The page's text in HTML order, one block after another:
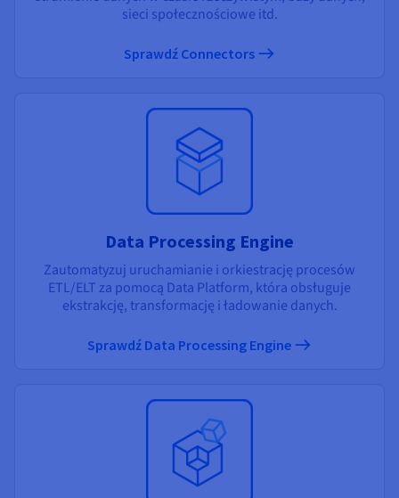
sieci społecznościowe itd.
Sprawdź Connectors
Data Processing Engine
Zautomatyzuj uruchamianie i orkiestrację procesów
ETL/ELT za pomocą Data Platform, która obsługuje
ekstrakcję, transformację i ładowanie danych.
Sprawdź Data Processing Engine